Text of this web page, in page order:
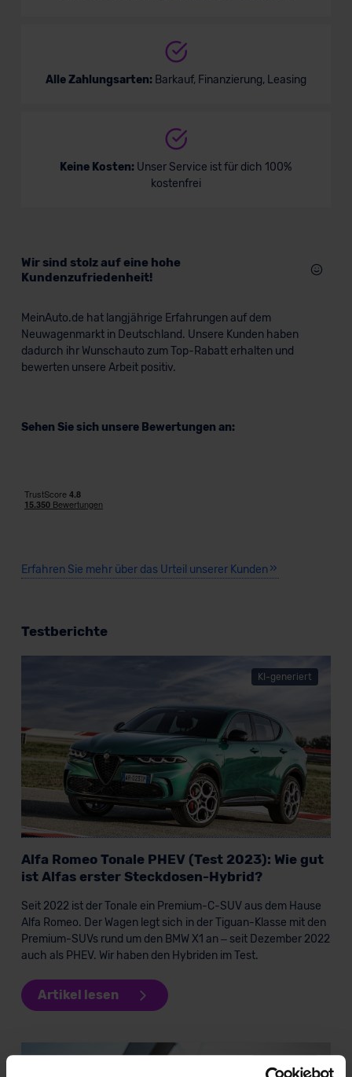
Alle Zahlungsarten: Barkauf, Finanzierung, Leasing
Keine Kosten: Unser Service ist für dich 100%
kostenfrei
Wir sind stolz auf eine hohe
Kundenzufriedenheit!
MeinAuto.de hat langjährige Erfahrungen auf dem
Neuwagenmarkt in Deutschland. Unsere Kunden haben
dadurch ihr Wunschauto zum Top-Rabatt erhalten und
bewerten unsere Arbeit positiv.
Sehen Sie sich unsere Bewertungen an:
Erfahren Sie mehr über das Urteil unserer Kunden
Testberichte
KI-generiert
Alfa Romeo Tonale PHEV (Test 2023): Wie gut
ist Alfas erster Steckdosen-Hybrid?
Seit 2022 ist der Tonale ein Premium-C-SUV aus dem Hause
Alfa Romeo. Der Wagen legt sich in der Tiguan-Klasse mit den
Premium-SUVs rund um den BMW X1 an – seit Dezember 2022
auch als PHEV. Wir haben den Hybriden im Test.
Artikel lesen